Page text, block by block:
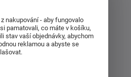
nakupování - aby fungovalo
pamatovali, co máte v košíku,
stav vaší objednávky, abychom
reklamou a abyste se